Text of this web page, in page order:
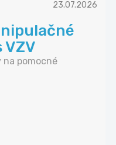
23.07.2026
VZV
na pomocné